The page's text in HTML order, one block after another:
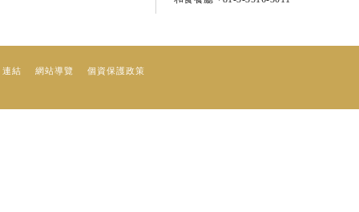
連結 網站導覽 個資保護政策